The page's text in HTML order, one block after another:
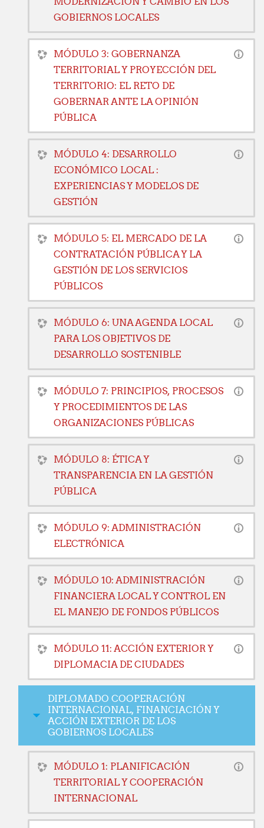
GOBIERNOS LOCALES
MÓDULO 3: GOBERNANZA
TERRITORIAL Y PROYECCIÓN DEL
TERRITORIO: EL RETO DE
GOBERNAR ANTE LA OPINIÓN
PÚBLICA
MÓDULO 4: DESARROLLO
ECONÓMICO LOCAL :
EXPERIENCIAS Y MODELOS DE
GESTIÓN
MÓDULO 5: EL MERCADO DE LA
CONTRATACIÓN PÚBLICA Y LA
GESTIÓN DE LOS SERVICIOS
PÚBLICOS
MÓDULO 6: UNA AGENDA LOCAL
PARA LOS OBJETIVOS DE
DESARROLLO SOSTENIBLE
MÓDULO 7: PRINCIPIOS, PROCESOS
Y PROCEDIMIENTOS DE LAS
ORGANIZACIONES PÚBLICAS
MÓDULO 8: ÉTICA Y
TRANSPARENCIA EN LA GESTIÓN
PÚBLICA
MÓDULO 9: ADMINISTRACIÓN
ELECTRÓNICA
MÓDULO 10: ADMINISTRACIÓN
FINANCIERA LOCAL Y CONTROL EN
EL MANEJO DE FONDOS PÚBLICOS
MÓDULO 11: ACCIÓN EXTERIOR Y
DIPLOMACIA DE CIUDADES
DIPLOMADO COOPERACIÓN
INTERNACIONAL, FINANCIACIÓN Y
ACCIÓN EXTERIOR DE LOS
GOBIERNOS LOCALES
MÓDULO 1: PLANIFICACIÓN
TERRITORIAL Y COOPERACIÓN
INTERNACIONAL